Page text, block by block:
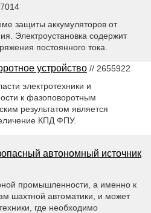
защиты аккумуляторов от
Электроустановка содержит
постоянного тока.
устройство // 2655922
электротехники и
к фазоповоротным
результатом является
КПД ФПУ.
автономный источник
промышленности, а именно к
шахтной автоматики, и может
где необходимо